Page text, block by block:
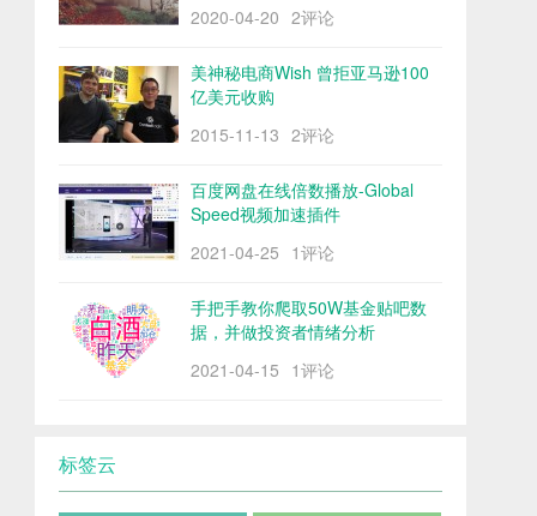
2020-04-20 2评论
美神秘电商Wish 曾拒亚马逊100
亿美元收购
2015-11-13 2评论
百度网盘在线倍数播放-Global
Speed视频加速插件
2021-04-25 1评论
手把手教你爬取50W基金贴吧数
据，并做投资者情绪分析
2021-04-15 1评论
标签云